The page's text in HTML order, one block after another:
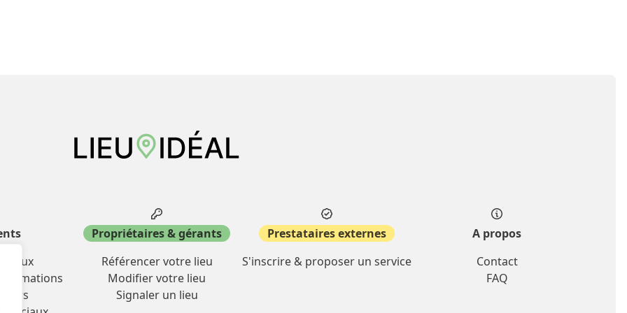
formations
Propriétaires & gérants
Référencer votre lieu
Modifier votre lieu
Signaler un lieu
Prestataires externes
S'inscrire & proposer un service
A propos
Contact
FAQ